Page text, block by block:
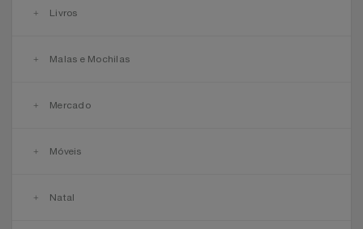
Livros
Malas e Mochilas
Mercado
Móveis
Natal